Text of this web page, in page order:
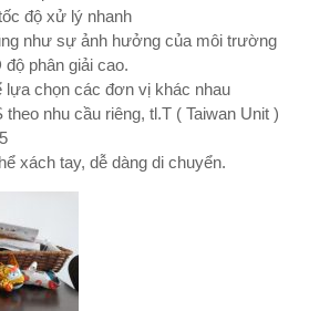
độ xử lý nhanh
như sự ảnh hưởng của môi trường
phân giải cao.
chọn các đơn vị khác nhau
nhu cầu riêng, tl.T ( Taiwan Unit )
xách tay, dễ dàng di chuyển.